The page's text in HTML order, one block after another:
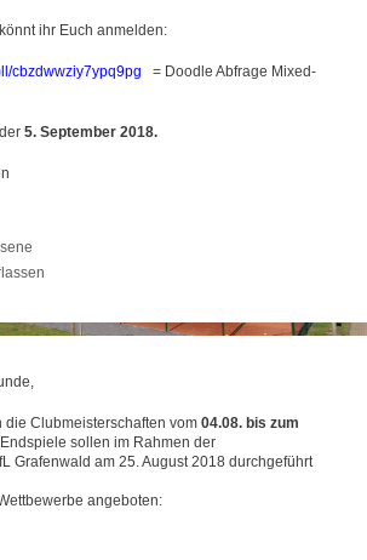
ihr Euch anmelden:
cbzdwwziy7ypq9pg = Doodle Abfrage Mixed-
5. September 2018.
die Clubmeisterschaften vom 04.08. bis zum
sollen im Rahmen der
Grafenwald am 25. August 2018 durchgeführt
angeboten: